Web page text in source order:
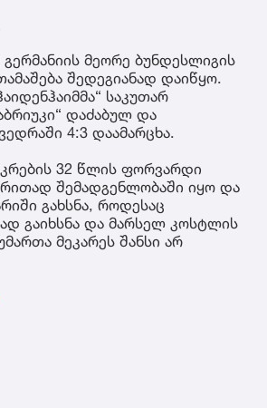
გერმანიის მეორე ბუნდესლიგის
შედეგიანად დაიწყო.
საკუთარ
დაძაბულ და
4:3 დაამარცხა.
32 წლის ფორვარდი
შემადგენლობაში იყო და
გახსნა, როდესაც
გაიხსნა და მარსელ კოსტლის
მეკარეს შანსი არ